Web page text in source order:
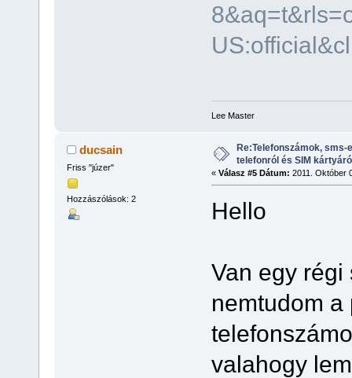
Lee Master
ducsain
Friss "júzer"
Hozzászólások: 2
Re:Telefonszámok,
telefonról és SIM
« Válasz #5 Dátum: 2011. Október
Hello
Van egy régi
nemtudom a
valahogy